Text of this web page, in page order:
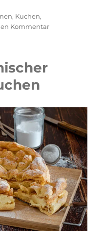
, Kuchen,
Kommentarzu